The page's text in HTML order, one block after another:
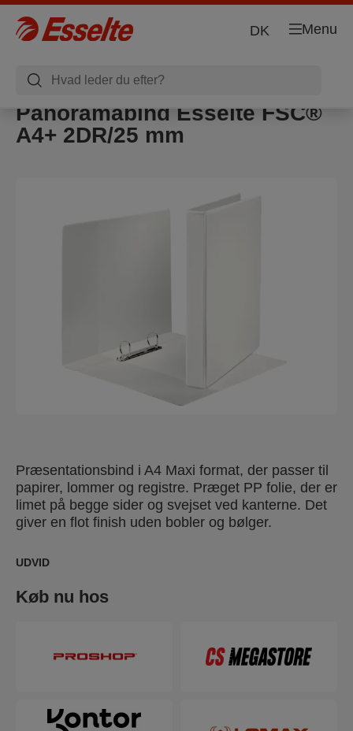
Menu
DK
Panoramabind Esselte FSC®
A4+ 2DR/25 mm
Præsentationsbind i A4 Maxi format, der passer til
papirer, lommer og registre. Præget PP folie, der er
limet på begge sider og svejset ved kanterne. Det
giver en flot finish uden bobler og bølger.
UDVID
Køb nu hos